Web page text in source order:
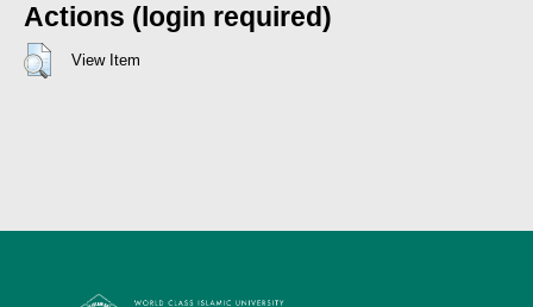
Actions (login required)
View Item